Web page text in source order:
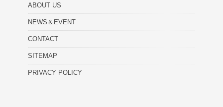
ABOUT US
NEWS＆EVENT
CONTACT
SITEMAP
PRIVACY POLICY